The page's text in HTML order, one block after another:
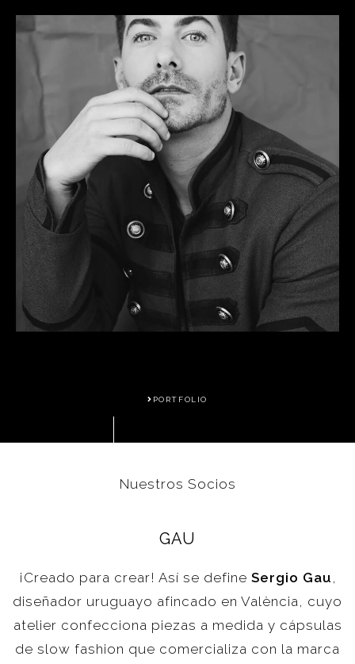
PORTFOLIO
Nuestros Socios
GAU
¡Creado para crear! Así se define Sergio Gau ,
diseñador uruguayo afincado en València, cuyo
atelier confecciona piezas a medida y cápsulas
de slow fashion que comercializa con la marca